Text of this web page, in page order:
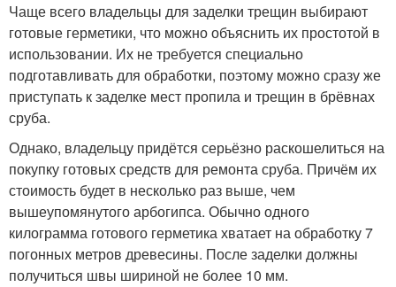
Чаще всего владельцы для заделки трещин выбирают
готовые герметики, что можно объяснить их простотой в
использовании. Их не требуется специально
подготавливать для обработки, поэтому можно сразу же
приступать к заделке мест пропила и трещин в брёвнах
сруба.
Однако, владельцу придётся серьёзно раскошелиться на
покупку готовых средств для ремонта сруба. Причём их
стоимость будет в несколько раз выше, чем
вышеупомянутого арбогипса. Обычно одного
килограмма готового герметика хватает на обработку 7
погонных метров древесины. После заделки должны
получиться швы шириной не более 10 мм.